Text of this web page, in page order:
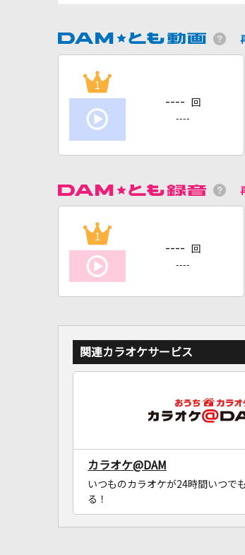
1
---- 回
----
1
---- 回
----
関連カラオケサービス
カラオケ@DAM
いつものカラオケが24時間いつで
る！